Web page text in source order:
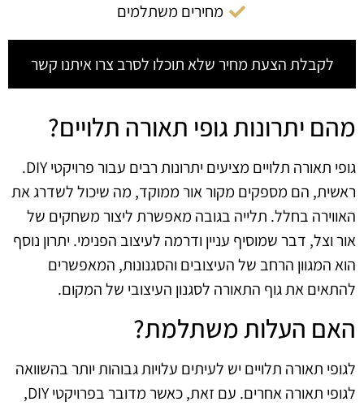
מחירים משתלמים
לקבלת הצעת מחיר שלא תוכלו לסרב צרו איתנו קשר
מהם יתרונות גופי תאורה תלויים?
גופי תאורה תלויים מציעים יתרונות רבים עבור פרויקטי DIY.
ראשית, הם מספקים מקור אור ממוקד, מה שיכול לשדרג את
האווירה בחלל. תלייה בגובה מאפשרת ליצור משחקים של
אור וצל, דבר שמוסיף עניין ודרמה לעיצוב הפנימי. יתרון נוסף
הוא המגוון הרחב של העיצובים והסגנונות, המאפשרים
להתאים את גוף התאורה לסגנון העיצובי של המקום.
האם העלות משתלמת?
לגופי תאורה תלויים יש לעיתים עלויות גבוהות יותר בהשוואה
לגופי תאורה אחרים. עם זאת, כאשר מדובר בפרויקטי DIY,